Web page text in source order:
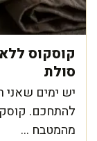
קוסקוס
סולת
יש ימים
להתחכם.
מהמטבח ...